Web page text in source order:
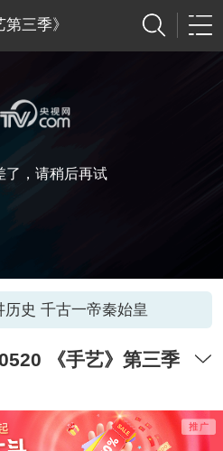
三季》
了，请稍后再试
历史 千古一帝秦始皇
《手艺》第三季